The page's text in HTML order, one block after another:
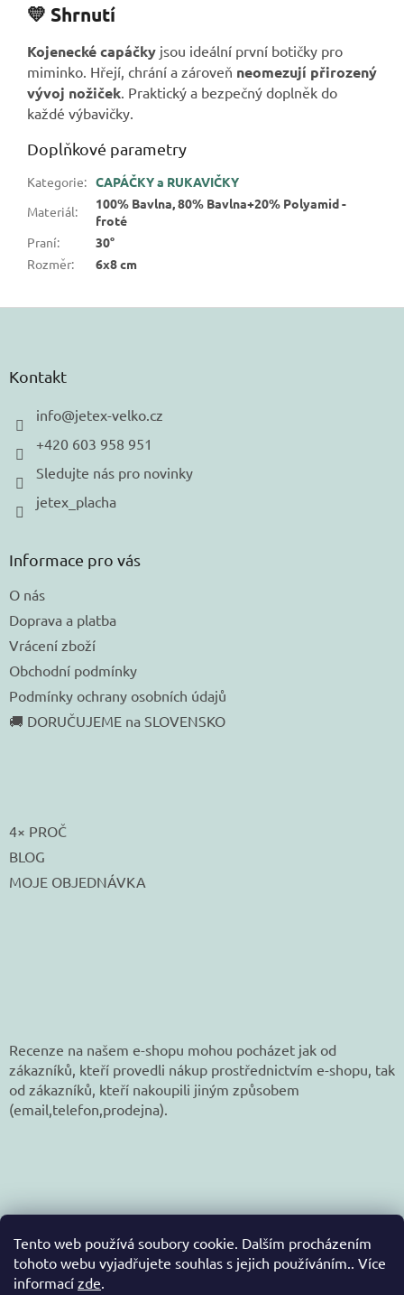
Tento web používá soubory cookie. Dalším procházením
tohoto webu vyjadřujete souhlas s jejich používáním.. Více
informací zde.
💛 Shrnutí
Kojenecké capáčky jsou ideální první botičky pro
miminko. Hřejí, chrání a zároveň neomezují přirozený
vývoj nožiček . Praktický a bezpečný doplněk do
každé výbavičky.
Doplňkové parametry
Kategorie: CAPÁČKY a RUKAVIČKY
Materiál:
100% Bavlna, 80% Bavlna+20% Polyamid -
froté
Praní:
30°
Rozměr: 6x8 cm
Kontakt
info@jetex-velko.cz
+420 603 958 951
Sledujte nás pro novinky
jetex_placha
Informace pro vás
O nás
Doprava a platba
Vrácení zboží
Obchodní podmínky
Podmínky ochrany osobních údajů
🚚 DORUČUJEME na SLOVENSKO
4× PROČ
BLOG
MOJE OBJEDNÁVKA
Recenze na našem e-shopu mohou pocházet jak od
zákazníků, kteří provedli nákup prostřednictvím e-shopu, tak
od zákazníků, kteří nakoupili jiným způsobem
(email,telefon,prodejna).